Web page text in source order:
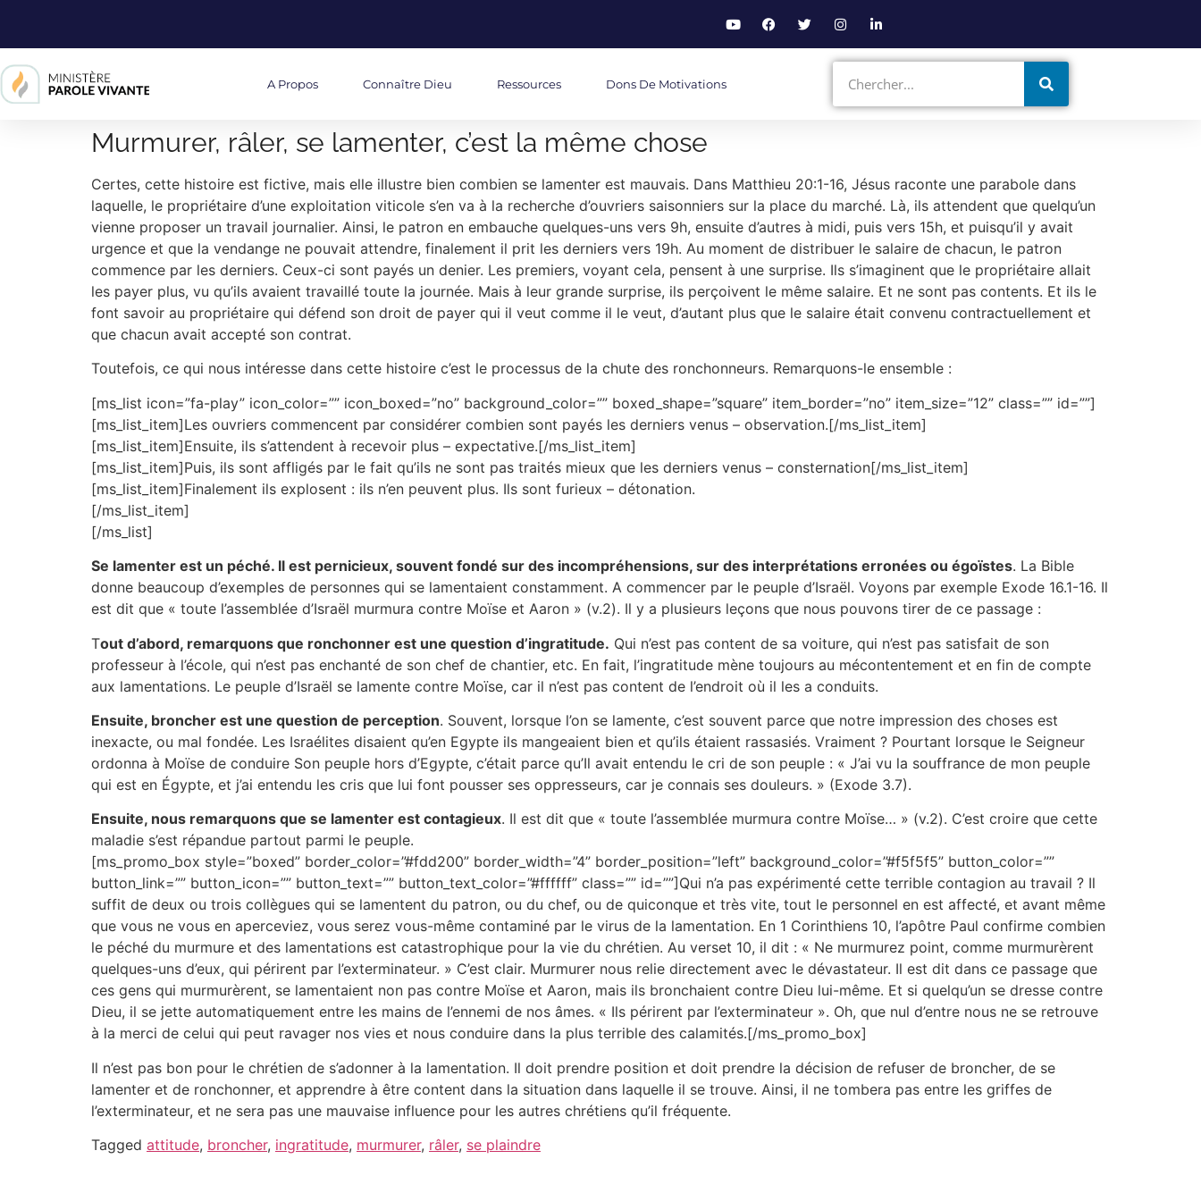
A Propos Connaître Dieu Ressources Dons De Motivations
Murmurer, râler, se lamenter, c’est la même chose
Certes, cette histoire est fictive, mais elle illustre bien combien se lamenter est mauvais. Dans Matthieu 20:1-16, Jésus raconte une parabole dans
laquelle, le propriétaire d’une exploitation viticole s’en va à la recherche d’ouvriers saisonniers sur la place du marché. Là, ils attendent que quelqu’un
vienne proposer un travail journalier. Ainsi, le patron en embauche quelques-uns vers 9h, ensuite d’autres à midi, puis vers 15h, et puisqu’il y avait
urgence et que la vendange ne pouvait attendre, finalement il prit les derniers vers 19h. Au moment de distribuer le salaire de chacun, le patron
commence par les derniers. Ceux-ci sont payés un denier. Les premiers, voyant cela, pensent à une surprise. Ils s’imaginent que le propriétaire allait
les payer plus, vu qu’ils avaient travaillé toute la journée. Mais à leur grande surprise, ils perçoivent le même salaire. Et ne sont pas contents. Et ils le
font savoir au propriétaire qui défend son droit de payer qui il veut comme il le veut, d’autant plus que le salaire était convenu contractuellement et
que chacun avait accepté son contrat.
Toutefois, ce qui nous intéresse dans cette histoire c’est le processus de la chute des ronchonneurs. Remarquons-le ensemble :
[ms_list icon=”fa-play” icon_color=”” icon_boxed=”no” background_color=”” boxed_shape=”square” item_border=”no” item_size=”12” class=”” id=””]
[ms_list_item]Les ouvriers commencent par considérer combien sont payés les derniers venus – observation.[/ms_list_item]
[ms_list_item]Ensuite, ils s’attendent à recevoir plus – expectative.[/ms_list_item]
[ms_list_item]Puis, ils sont affligés par le fait qu’ils ne sont pas traités mieux que les derniers venus – consternation[/ms_list_item]
[ms_list_item]Finalement ils explosent : ils n’en peuvent plus. Ils sont furieux – détonation.
[/ms_list_item]
[/ms_list]
Se lamenter est un péché. Il est pernicieux, souvent fondé sur des incompréhensions, sur des interprétations erronées ou égoïstes. La Bible
donne beaucoup d’exemples de personnes qui se lamentaient constamment. A commencer par le peuple d’Israël. Voyons par exemple Exode 16.1-16. Il
est dit que « toute l’assemblée d’Israël murmura contre Moïse et Aaron » (v.2). Il y a plusieurs leçons que nous pouvons tirer de ce passage :
Tout d’abord, remarquons que ronchonner est une question d’ingratitude. Qui n’est pas content de sa voiture, qui n’est pas satisfait de son
professeur à l’école, qui n’est pas enchanté de son chef de chantier, etc. En fait, l’ingratitude mène toujours au mécontentement et en fin de compte
aux lamentations. Le peuple d’Israël se lamente contre Moïse, car il n’est pas content de l’endroit où il les a conduits.
Ensuite, broncher est une question de perception. Souvent, lorsque l’on se lamente, c’est souvent parce que notre impression des choses est
inexacte, ou mal fondée. Les Israélites disaient qu’en Egypte ils mangeaient bien et qu’ils étaient rassasiés. Vraiment ? Pourtant lorsque le Seigneur
ordonna à Moïse de conduire Son peuple hors d’Egypte, c’était parce qu’Il avait entendu le cri de son peuple : « J’ai vu la souffrance de mon peuple
qui est en Égypte, et j’ai entendu les cris que lui font pousser ses oppresseurs, car je connais ses douleurs. » (Exode 3.7).
Ensuite, nous remarquons que se lamenter est contagieux. Il est dit que « toute l’assemblée murmura contre Moïse… » (v.2). C’est croire que cette
maladie s’est répandue partout parmi le peuple.
[ms_promo_box style=”boxed” border_color=”#fdd200” border_width=”4” border_position=”left” background_color=”#f5f5f5” button_color=””
button_link=”” button_icon=”” button_text=”” button_text_color=”#ffffff” class=”” id=””]Qui n’a pas expérimenté cette terrible contagion au travail ? Il
suffit de deux ou trois collègues qui se lamentent du patron, ou du chef, ou de quiconque et très vite, tout le personnel en est affecté, et avant même
que vous ne vous en aperceviez, vous serez vous-même contaminé par le virus de la lamentation. En 1 Corinthiens 10, l’apôtre Paul confirme combien
le péché du murmure et des lamentations est catastrophique pour la vie du chrétien. Au verset 10, il dit : « Ne murmurez point, comme murmurèrent
quelques-uns d’eux, qui périrent par l’exterminateur. » C’est clair. Murmurer nous relie directement avec le dévastateur. Il est dit dans ce passage que
ces gens qui murmurèrent, se lamentaient non pas contre Moïse et Aaron, mais ils bronchaient contre Dieu lui-même. Et si quelqu’un se dresse contre
Dieu, il se jette automatiquement entre les mains de l’ennemi de nos âmes. « Ils périrent par l’exterminateur ». Oh, que nul d’entre nous ne se retrouve
à la merci de celui qui peut ravager nos vies et nous conduire dans la plus terrible des calamités.[/ms_promo_box]
Il n’est pas bon pour le chrétien de s’adonner à la lamentation. Il doit prendre position et doit prendre la décision de refuser de broncher, de se
lamenter et de ronchonner, et apprendre à être content dans la situation dans laquelle il se trouve. Ainsi, il ne tombera pas entre les griffes de
l’exterminateur, et ne sera pas une mauvaise influence pour les autres chrétiens qu’il fréquente.
Tagged attitude, broncher, ingratitude, murmurer, râler, se plaindre